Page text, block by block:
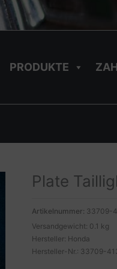
PRODUKTE
Plate
Artikelnummer: 33709-
Versandgewicht: 0.1 kg
Hersteller: Honda
Hersteller-Nr.: 33709-